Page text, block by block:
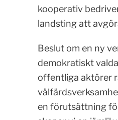
kooperativ
landsting att
Beslut om en ny
demokratiskt
offentliga aktörer
en förutsättning